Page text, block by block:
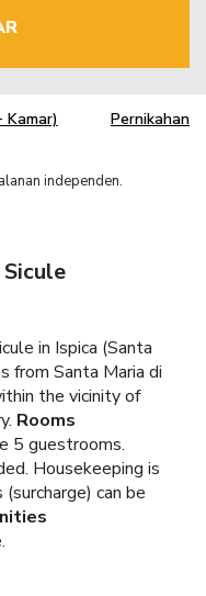
Kamar) Pernikahan
independen.
in Ispica (Santa
from Santa Maria di
the vicinity of
Rooms
5 guestrooms.
Housekeeping is
can be